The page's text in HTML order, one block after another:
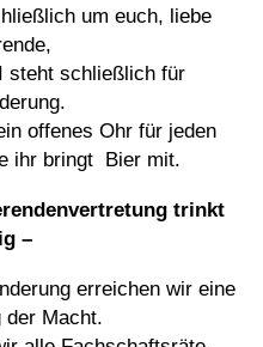
um euch, liebe
steht schließlich für
offenes Ohr für jeden
ihr bringt Bier mit.
trinkt
–
erreichen wir eine
der Macht.